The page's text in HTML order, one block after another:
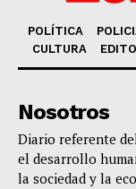
POLÍTICA
CULTURA
Nosotros
Diario referente
el desarrollo
la sociedad y la